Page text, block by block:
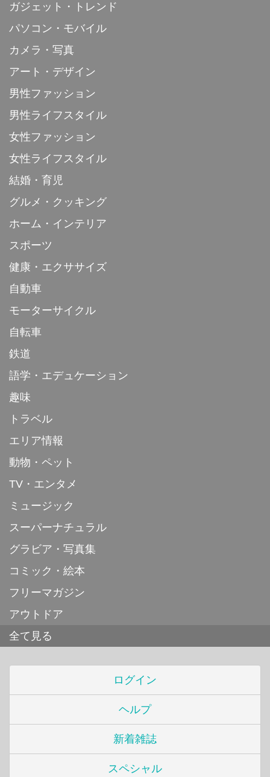
ガジェット・トレンド
パソコン・モバイル
カメラ・写真
アート・デザイン
男性ファッション
男性ライフスタイル
女性ファッション
女性ライフスタイル
結婚・育児
グルメ・クッキング
ホーム・インテリア
スポーツ
健康・エクササイズ
自動車
モーターサイクル
自転車
鉄道
語学・エデュケーション
趣味
トラベル
エリア情報
動物・ペット
TV・エンタメ
ミュージック
スーパーナチュラル
グラビア・写真集
コミック・絵本
フリーマガジン
アウトドア
全て見る
ログイン
ヘルプ
新着雑誌
スペシャル